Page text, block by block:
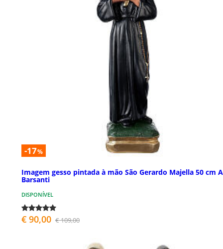
-17%
Imagem gesso pintada à mão São Gerardo Majella 50 cm
Barsanti
DISPONÍVEL
€ 90,00 € 109,00